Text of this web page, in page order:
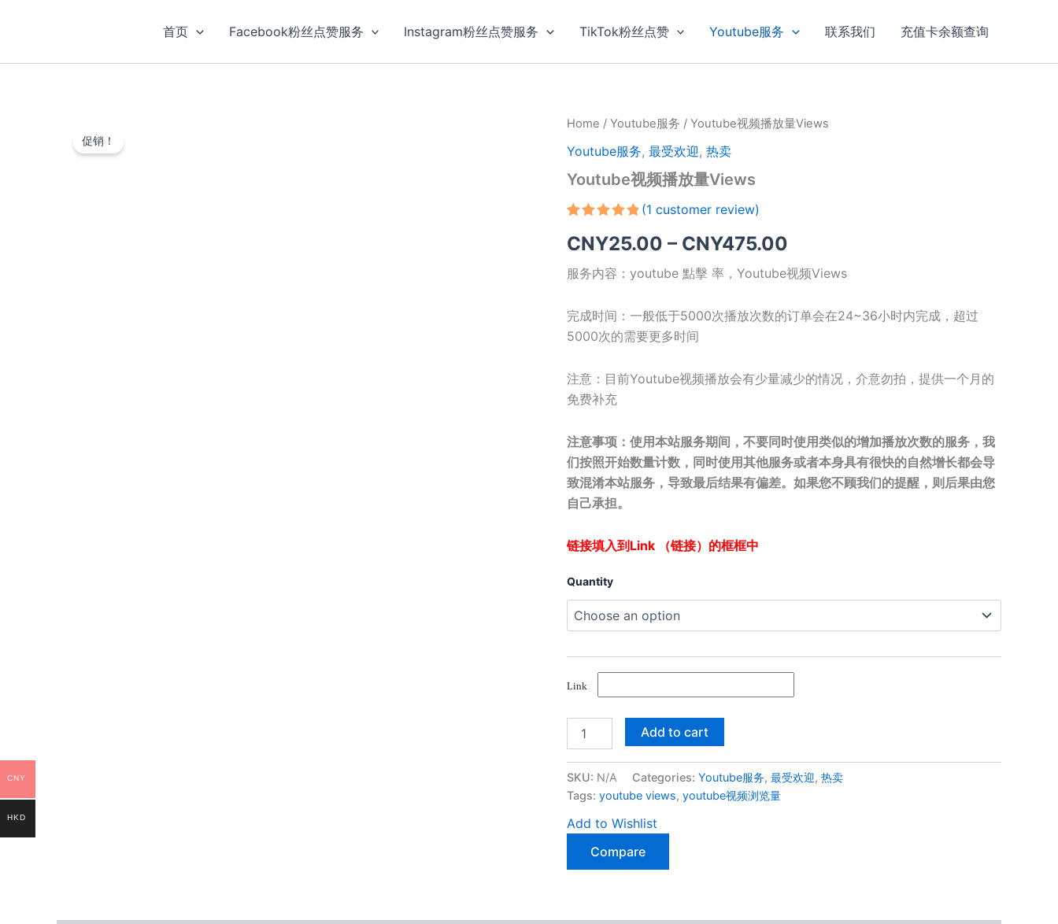
首页 Facebook粉丝点赞服务 Instagram粉丝点赞服务 TikTok粉丝点赞 Youtube服务 联系我们 充值卡余额查询
促销！
Home / Youtube服务 / Youtube视频播放量Views
Youtube服务, 最受欢迎 , 热卖
Youtube视频播放量Views
out of 5
based on
customer
rating
(1 customer review)
CNY25.00 – CNY475.00
服务内容：youtube 點擊 率，Youtube视频Views
完成时间：一般低于5000次播放次数的订单会在24~36小时内完成，超过
5000次的需要更多时间
注意：目前Youtube视频播放会有少量减少的情况，介意勿拍，提供一个月的
免费补充
注意事项：使用本站服务期间，不要同时使用类似的增加播放次数的服务，我
们按照开始数量计数，同时使用其他服务或者本身具有很快的自然增长都会导
致混淆本站服务，导致最后结果有偏差。如果您不顾我们的提醒，则后果由您
自己承担。
链接填入到Link （链接）的框框中
Quantity
Link
播
量
Views
quantity
Add to cart
SKU: N/A Categories: Youtube服务, 最受欢迎, 热卖
Tags: youtube views, youtube视频浏览量
Add to Wishlist
Compare
CNY
HKD